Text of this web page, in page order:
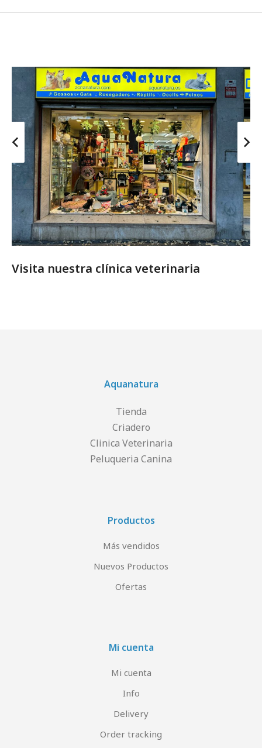
Visita nuestra clínica veterinaria
Aquanatura
Tienda
Criadero
Clinica Veterinaria
Peluqueria Canina
Productos
Más vendidos
Nuevos Productos
Ofertas
Mi cuenta
Mi cuenta
Info
Delivery
Order tracking